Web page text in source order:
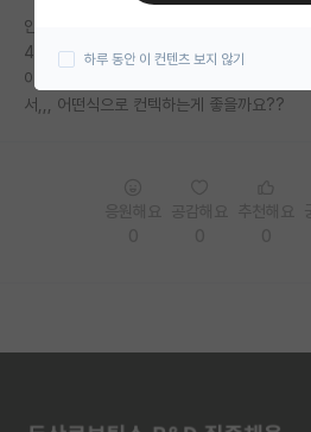
대학원 합격 후기 게시판
연구실(PI) 홍보 게시판
임용 후기 게시판
안녕하세요 서울 건동홍 라인 반도체쪽 전
4.22/4.5인데 이 외엔 스펙이 하나도 없어서
이번 여름 유니스트 인턴을 컨텍해보고 싶은
서,,, 어떤식으로 컨텍하는게 좋을까요??
하루 동안 이 컨텐츠 보지 않기